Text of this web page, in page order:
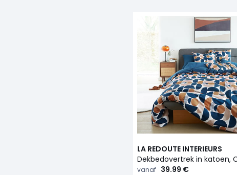
LA REDOUTE INTERIEURS
vanaf 39.99 €